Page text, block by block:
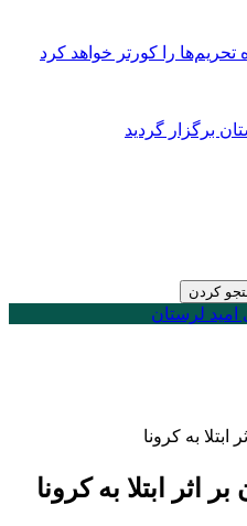
تحریم‌ها را کورتر خواهد کرد
برگزار گردید
به کرونا
اثر ابتلا به کرونا